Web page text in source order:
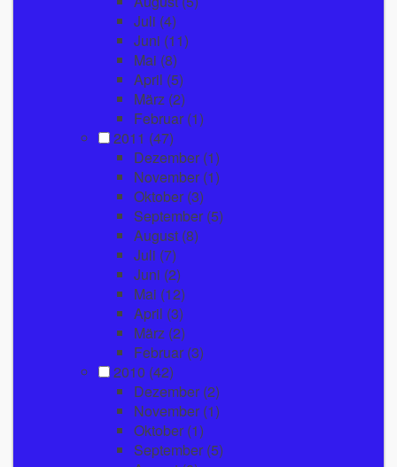
Juli (4)
Juni (11)
Mai (8)
April (5)
März (2)
Februar (1)
2011 (47)
Dezember (1)
November (1)
Oktober (3)
September (5)
August (8)
Juli (7)
Juni (2)
Mai (12)
April (3)
März (2)
Februar (3)
2010 (42)
Dezember (2)
November (1)
Oktober (1)
September (5)